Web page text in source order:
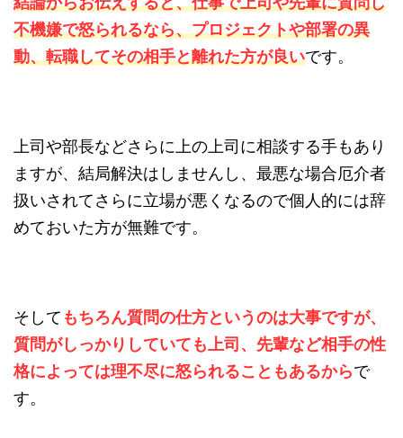
不機嫌で怒られるなら、プロジェクトや部署の異
動、転職してその相手と離れた方が良いです。
上司や部長などさらに上の上司に相談する手もあり
ますが、結局解決はしませんし、最悪な場合厄介者
扱いされてさらに立場が悪くなるので個人的には辞
めておいた方が無難です。
そして もちろん質問の仕方というのは大事ですが、
質問がしっかりしていても上司、先輩など相手の性
格によっては理不尽に怒られることもあるからで
す。